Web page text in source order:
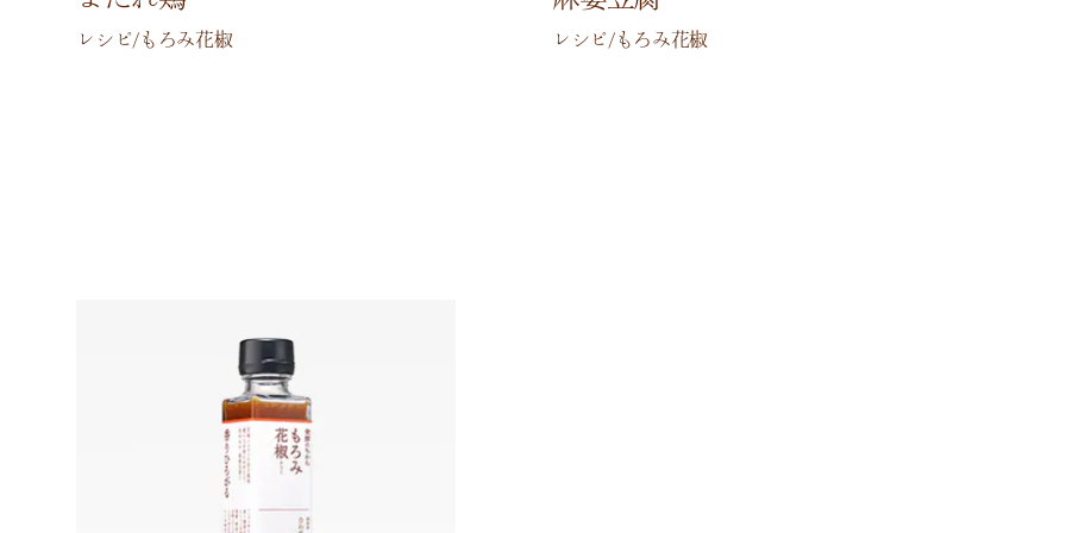
レシピ/もろみ花椒 レシピ/もろみ花椒